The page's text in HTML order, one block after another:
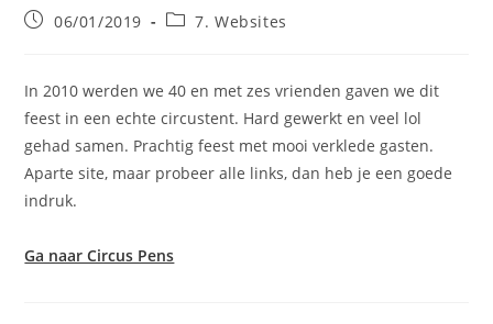
Bericht06/01/2019 Berichtcategorie:
7. Websites
In 2010 werden we 40 en met zes vrienden gaven we dit
feest in een echte circustent. Hard gewerkt en veel lol
gehad samen. Prachtig feest met mooi verklede gasten.
Aparte site, maar probeer alle links, dan heb je een goede
indruk.
Ga naar Circus Pens